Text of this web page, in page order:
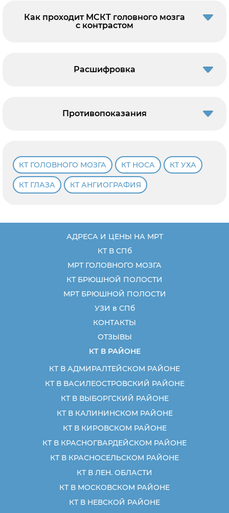
Как проходит МСКТ головного мозга
с контрастом
Расшифровка
Противопоказания
КТ ГОЛОВНОГО МОЗГА КТ НОСА КТ УХА
КТ ГЛАЗА КТ АНГИОГРАФИЯ
АДРЕСА И ЦЕНЫ НА МРТ
КТ В СПб
МРТ ГОЛОВНОГО МОЗГА
КТ БРЮШНОЙ ПОЛОСТИ
МРТ БРЮШНОЙ ПОЛОСТИ
УЗИ в СПб
КОНТАКТЫ
ОТЗЫВЫ
КТ В РАЙОНЕ
КТ В АДМИРАЛТЕЙСКОМ РАЙОНЕ
КТ В ВАСИЛЕОСТРОВСКИЙ РАЙОНЕ
КТ В ВЫБОРГСКИЙ РАЙОНЕ
КТ В КАЛИНИНСКОМ РАЙОНЕ
КТ В КИРОВСКОМ РАЙОНЕ
КТ В КРАСНОГВАРДЕЙСКОМ РАЙОНЕ
КТ В КРАСНОСЕЛЬСКОМ РАЙОНЕ
КТ В ЛЕН. ОБЛАСТИ
КТ В МОСКОВСКОМ РАЙОНЕ
КТ В НЕВСКОЙ РАЙОНЕ